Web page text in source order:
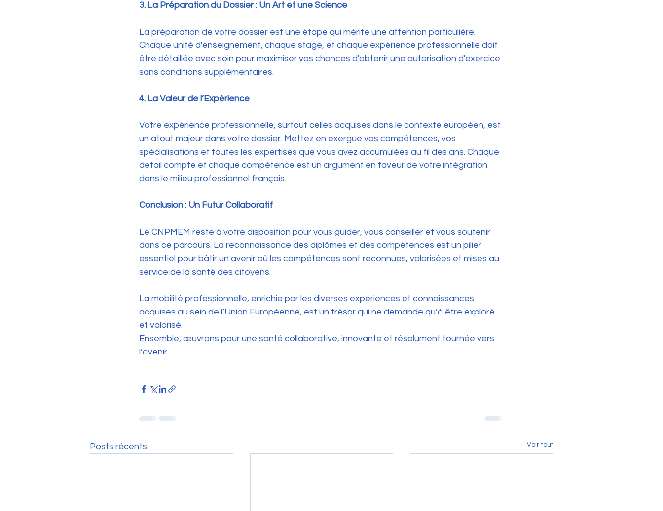
3. La Préparation du Dossier : Un Art et une Science
La préparation de votre dossier est une étape qui mérite une attention particulière.
Chaque unité d'enseignement, chaque stage, et chaque expérience professionnelle doit
être détaillée avec soin pour maximiser vos chances d'obtenir une autorisation d'exercice
sans conditions supplémentaires.
4. La Valeur de l’Expérience
Votre expérience professionnelle, surtout celles acquises dans le contexte européen, est
un atout majeur dans votre dossier. Mettez en exergue vos compétences, vos
spécialisations et toutes les expertises que vous avez accumulées au fil des ans. Chaque
détail compte et chaque compétence est un argument en faveur de votre intégration
dans le milieu professionnel français.
Conclusion : Un Futur Collaboratif
Le CNPMEM reste à votre disposition pour vous guider, vous conseiller et vous soutenir
dans ce parcours. La reconnaissance des diplômes et des compétences est un pilier
essentiel pour bâtir un avenir où les compétences sont reconnues, valorisées et mises au
service de la santé des citoyens.
La mobilité professionnelle, enrichie par les diverses expériences et connaissances
acquises au sein de l’Union Européenne, est un trésor qui ne demande qu’à être exploré
et valorisé.
Ensemble, œuvrons pour une santé collaborative, innovante et résolument tournée vers
l’avenir.
Posts récents Voir tout